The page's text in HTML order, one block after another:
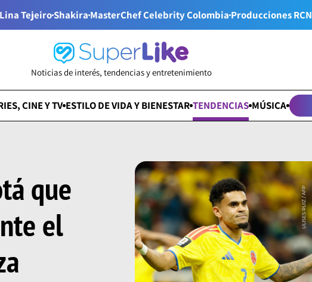
Lina TejeiroShakiraMasterChef Celebrity ColombiaProducciones RCN
Noticias de interés, tendencias y entretenimiento
CINE Y TV ESTILO DE VIDA Y BIENESTAR TENDENCIAS MÚSICA
que
el